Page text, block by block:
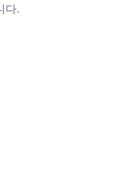
다.